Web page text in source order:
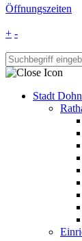
Öffnungszeiten
+ -
Stadt